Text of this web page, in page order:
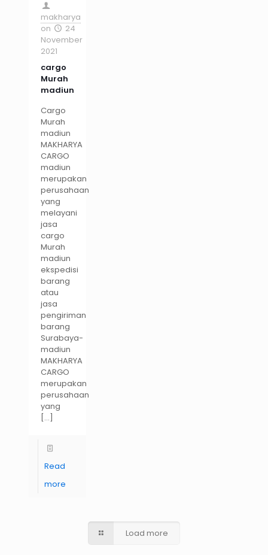
makharya
on
24
November
2021
cargo
Murah
madiun
Cargo
Murah
madiun
MAKHARYA
CARGO
madiun
merupakan
perusahaan
yang
melayani
jasa
cargo
Murah
madiun
ekspedisi
barang
atau
jasa
pengiriman
barang
Surabaya-
madiun
MAKHARYA
CARGO
merupakan
perusahaan
yang
[…]
Read
more
Load more